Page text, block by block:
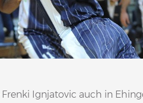
Ignjatovic auch in